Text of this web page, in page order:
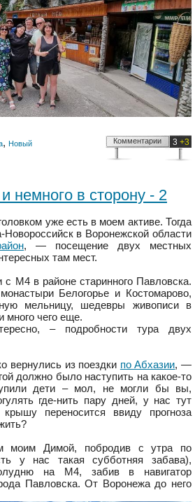
, Новый
3 +3
Комментарии
в сторону - 2
уже есть в моем активе. Тогда
в Воронежской области
, — посещение двух местных
там мест.
М4 в районе старинного Павловска.
Белогорье и Костомарово,
мельницу, шедевры живописи в
много чего еще.
– подробности тура двух
вернулись из поездки по Абхазии, —
должно было наступить на какое-то
дети – мол, не могли бы вы,
где-нить пару дней, у нас тут
переносится ввиду прогноза
моим Димой, побродив с утра по
у нас такая субботняя забава),
на М4, забив в навигатор
Павловска. От Воронежа до него